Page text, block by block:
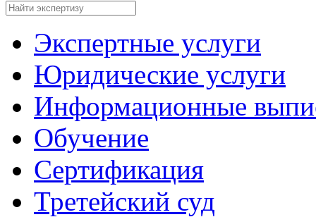
Экспертные услуги
Юридические услуги
Информационные
Обучение
Сертификация
Третейский суд